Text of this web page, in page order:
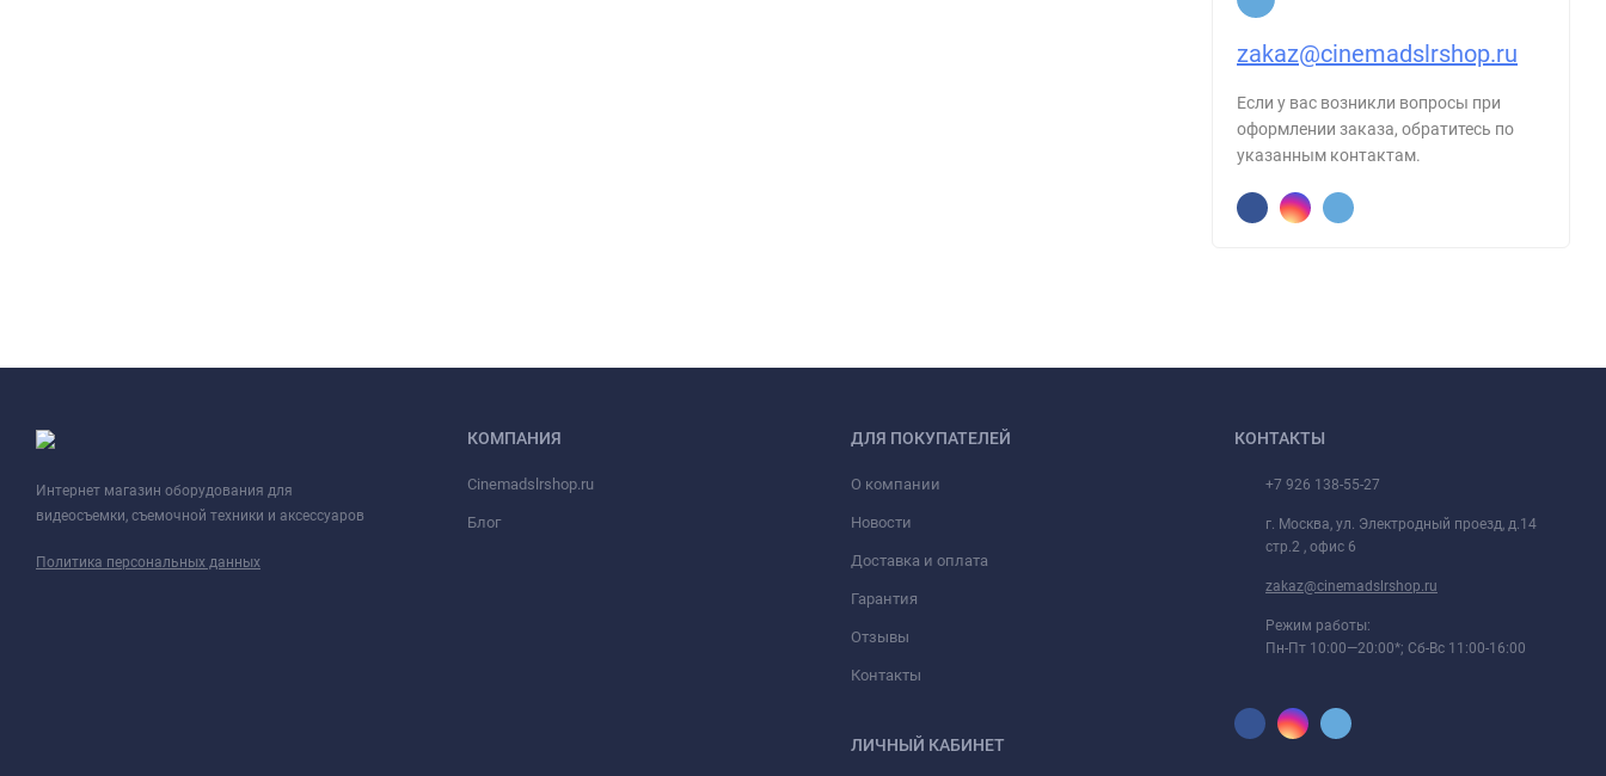
zakaz@cinemadslrshop.ru
Если у вас возникли вопросы при
оформлении заказа, обратитесь по
указанным контактам.
Интернет магазин оборудования для
видеосъемки, съемочной техники и аксессуаров
Политика персональных данных
КОМПАНИЯ
Cinemadslrshop.ru
Блог
ДЛЯ ПОКУПАТЕЛЕЙ
О компании
Новости
Доставка и оплата
Гарантия
Отзывы
Контакты
ЛИЧНЫЙ КАБИНЕТ
КОНТАКТЫ
+7 926 138-55-27
г. Москва, ул. Электродный проезд, д.14
стр.2 , офис 6
zakaz@cinemadslrshop.ru
Режим работы:
Пн-Пт 10:00—20:00*; Сб-Вс 11:00-16:00